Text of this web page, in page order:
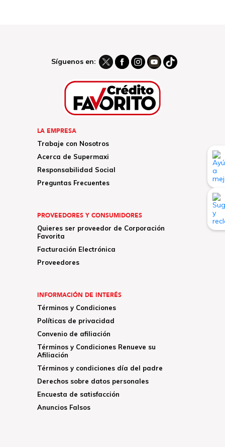
Síguenos en:
LA EMPRESA
Trabaje con Nosotros
Acerca de Supermaxi
Responsabilidad Social
Preguntas Frecuentes
PROVEEDORES Y CONSUMIDORES
Quieres ser proveedor de Corporación
Favorita
Facturación Electrónica
Proveedores
INFORMACIÓN DE INTERÉS
Términos y Condiciones
Políticas de privacidad
Convenio de afiliación
Términos y Condiciones Renueve su
Afiliación
Términos y condiciones día del padre
Derechos sobre datos personales
Encuesta de satisfacción
Anuncios Falsos